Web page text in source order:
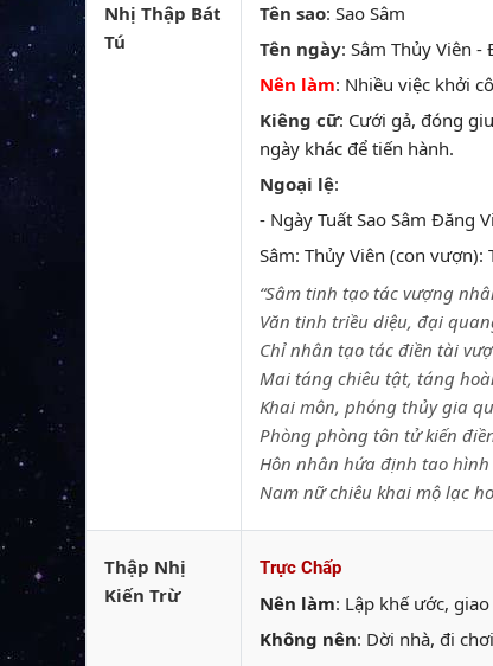
Nhị Thập Bát
Tú
Tên sao: Sao Sâm
Tên ngày: Sâm Thủy Viên
Nên làm: Nhiều việc khởi
Kiêng cữ: Cưới gả, đóng
ngày khác để tiến hành.
Ngoại lệ:
- Ngày Tuất Sao Sâm Đăng
Sâm: Thủy Viên (con
“Sâm tinh tạo tác vượng
Văn tinh triều diệu, đại
Chỉ nhân tạo tác điền tài
Mai táng chiêu tật, táng
Khai môn, phóng thủy gia
Phòng phòng tôn tử kiến
Hôn nhân hứa định tao hình
Nam nữ chiêu khai mộ lạc
Thập Nhị
Kiến Trừ
Trực Chấp
Nên làm: Lập khế ước,
Không nên: Dời nhà, đi